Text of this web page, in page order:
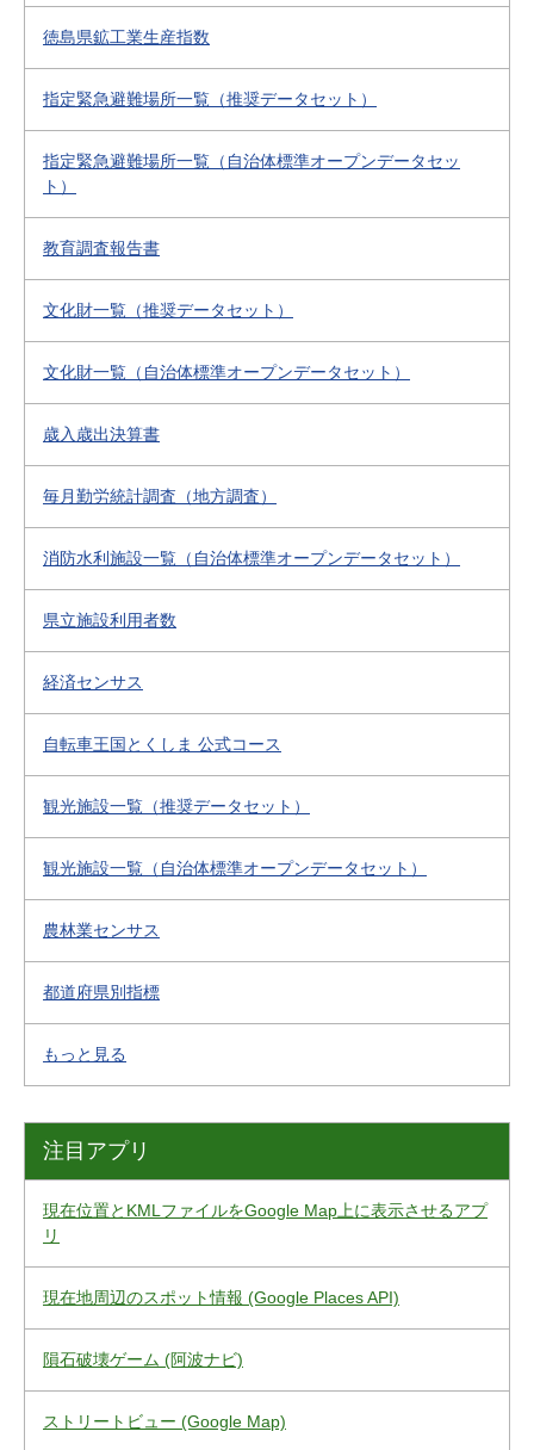
徳島県鉱工業生産指数
指定緊急避難場所一覧（推奨データセット）
指定緊急避難場所一覧（自治体標準オープンデータセッ
ト）
教育調査報告書
文化財一覧（推奨データセット）
文化財一覧（自治体標準オープンデータセット）
歳入歳出決算書
毎月勤労統計調査（地方調査）
消防水利施設一覧（自治体標準オープンデータセット）
県立施設利用者数
経済センサス
自転車王国とくしま 公式コース
観光施設一覧（推奨データセット）
観光施設一覧（自治体標準オープンデータセット）
農林業センサス
都道府県別指標
もっと見る
注目アプリ
現在位置とKMLファイルをGoogle Map上に表示させるアプ
リ
現在地周辺のスポット情報 (Google Places API)
隕石破壊ゲーム (阿波ナビ)
ストリートビュー (Google Map)